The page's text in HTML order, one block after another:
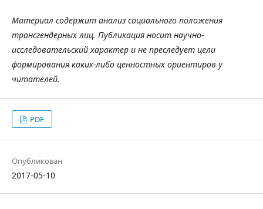
Материал содержит анализ социального положения
трансгендерных лиц. Публикация носит научно-
исследовательский характер и не преследует цели
формирования каких-либо ценностных ориентиров у
читателей.
PDF
Опубликован
2017-05-10